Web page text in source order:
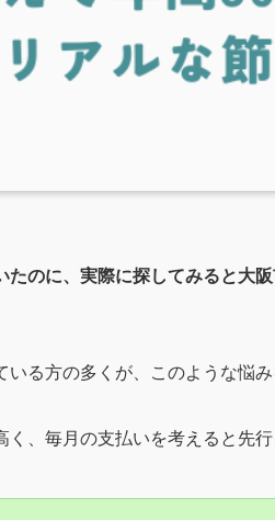
たのに、実際に探してみると大
る方の多くが、このような悩
、毎月の支払いを考えると先